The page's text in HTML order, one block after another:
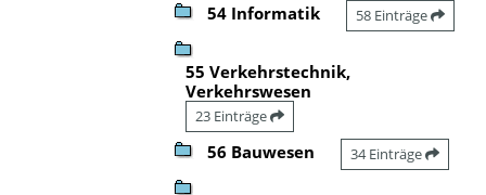
54 Informatik 58 Einträge
55 Verkehrstechnik,
Verkehrswesen
23 Einträge
56 Bauwesen 34 Einträge